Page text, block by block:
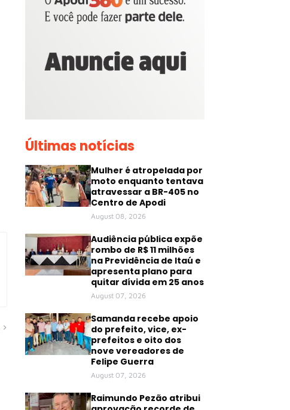
Últimas notícias
Mulher é atropelada por
moto enquanto tentava
atravessar a BR-405 no
Centro de Apodi
August 08, 2026
Audiência pública expõe
rombo de R$ 11 milhões
na Previdência de Itaú e
apresenta plano para
quitar dívida em 25 anos
August 07, 2026
Samanda recebe apoio
do prefeito, vice, ex-
prefeitos e oito dos
nove vereadores de
Felipe Guerra
August 07, 2026
Raimundo Pezão atribui